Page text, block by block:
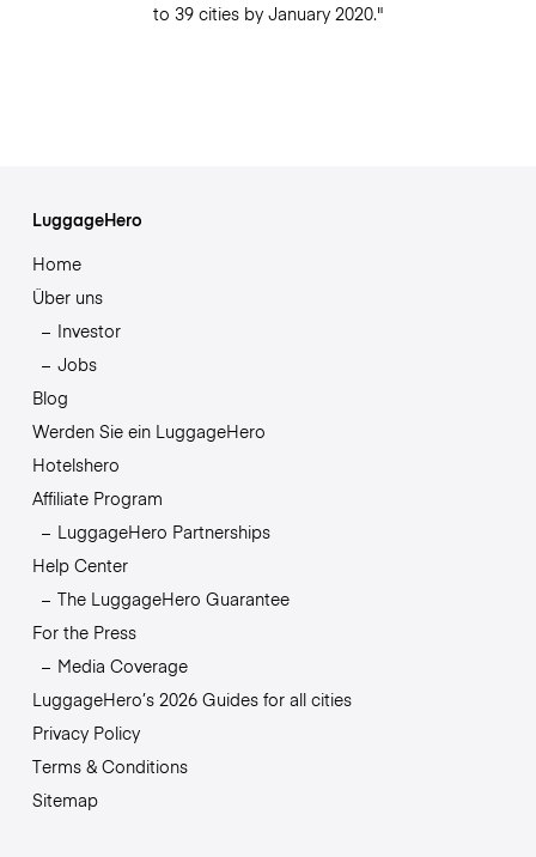
to 39 cities by January 2020."
LuggageHero
Home
Über uns
Investor
Jobs
Blog
Werden Sie ein LuggageHero
Hotelshero
Affiliate Program
LuggageHero Partnerships
Help Center
The LuggageHero Guarantee
For the Press
Media Coverage
LuggageHero’s 2026 Guides for all cities
Privacy Policy
Terms & Conditions
Sitemap